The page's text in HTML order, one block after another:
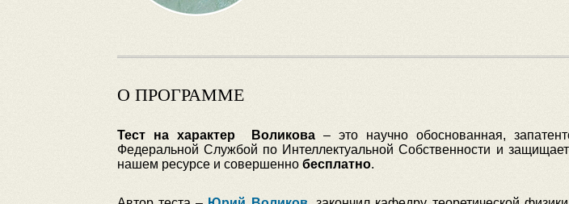
О ПРОГРАММЕ
Тест на характер Воликова– это научно обоснованная,
Федеральной Службой по Интеллектуальной Собственности и
нашем ресурсе и совершенно бесплатно.